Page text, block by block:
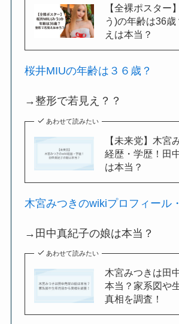
【全裸ポスター
う)の年齢は36
えは本当？
桜井MIUの年齢は３６歳？
→整形で若見え？？
あわせて読みたい
【未来党】木宮
経歴・学歴！田
は本当？
木宮みつきのwikiプロフィール
→田中真紀子の娘は本当？
あわせて読みたい
木宮みつきは田
本当？家系図や
真相を調査！